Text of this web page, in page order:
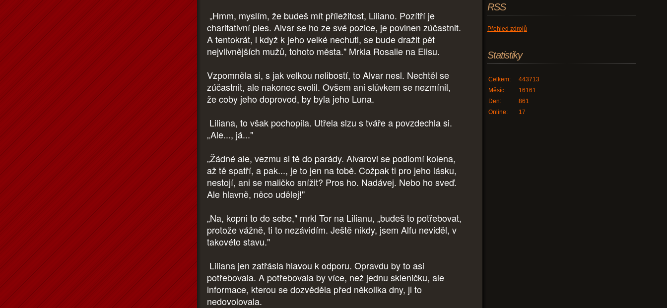
„Hmm, myslím, že budeš mít příležitost, Liliano. Pozítří je
charitativní ples. Alvar se ho ze své pozice, je povinen zúčastnit.
A tentokrát, i když k jeho velké nechuti, se bude dražit pět
nejvlivnějších mužů, tohoto města." Mrkla Rosalie na Elisu.
Vzpomněla si, s jak velkou nelibostí, to Alvar nesl. Nechtěl se
zúčastnit, ale nakonec svolil. Ovšem ani slůvkem se nezmínil,
že coby jeho doprovod, by byla jeho Luna.
Liliana, to však pochopila. Utřela slzu s tváře a povzdechla si.
„Ale..., já..."
„Žádné ale, vezmu si tě do parády. Alvarovi se podlomí kolena,
až tě spatří, a pak..., je to jen na tobě. Cožpak ti pro jeho lásku,
nestojí, ani se maličko snížit? Pros ho. Nadávej. Nebo ho sveď.
Ale hlavně, něco udělej!"
„Na, kopni to do sebe," mrkl Tor na Lilianu, „budeš to potřebovat,
protože vážně, ti to nezávidím. Ještě nikdy, jsem Alfu neviděl, v
takovéto stavu."
Liliana jen zatřásla hlavou k odporu. Opravdu by to asi
potřebovala. A potřebovala by více, než jednu skleničku, ale
informace, kterou se dozvěděla před několika dny, ji to
nedovolovala.
RSS
Přehled zdrojů
Statistiky
Online: 17
Celkem:
443713
Měsíc:
16161
Den:
861